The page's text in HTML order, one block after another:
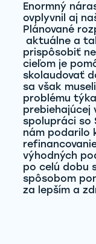
Enormný
ovplyvnil aj
Plánované
aktuálne a
prispôsobiť
cieľom je
skolaudovať
sa však
problému
prebiehajúcej
spolupráci so
nám podarilo
výhodných
po celú dobu
spôsobom
za lepším a